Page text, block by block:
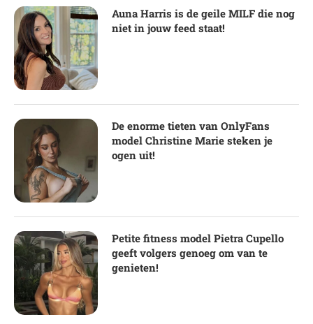
Auna Harris is de geile MILF die nog
niet in jouw feed staat!
De enorme tieten van OnlyFans
model Christine Marie steken je
ogen uit!
Petite fitness model Pietra Cupello
geeft volgers genoeg om van te
genieten!